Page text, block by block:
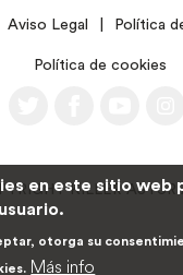
Aviso Legal Política
Política de cookies
KILLER
en este sitio web
otorga su
Más info